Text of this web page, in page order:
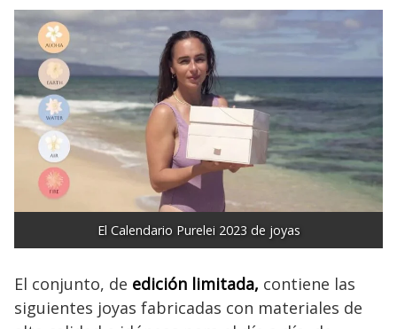
El Calendario Purelei 2023 de joyas
El conjunto, de edición limitada, contiene las
siguientes joyas fabricadas con materiales de